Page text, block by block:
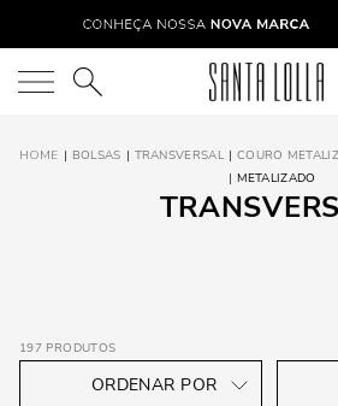
O que você está procurando?
BOLSAS TRANSVERSAL COURO
METALIZADO
197 PRODUTOS